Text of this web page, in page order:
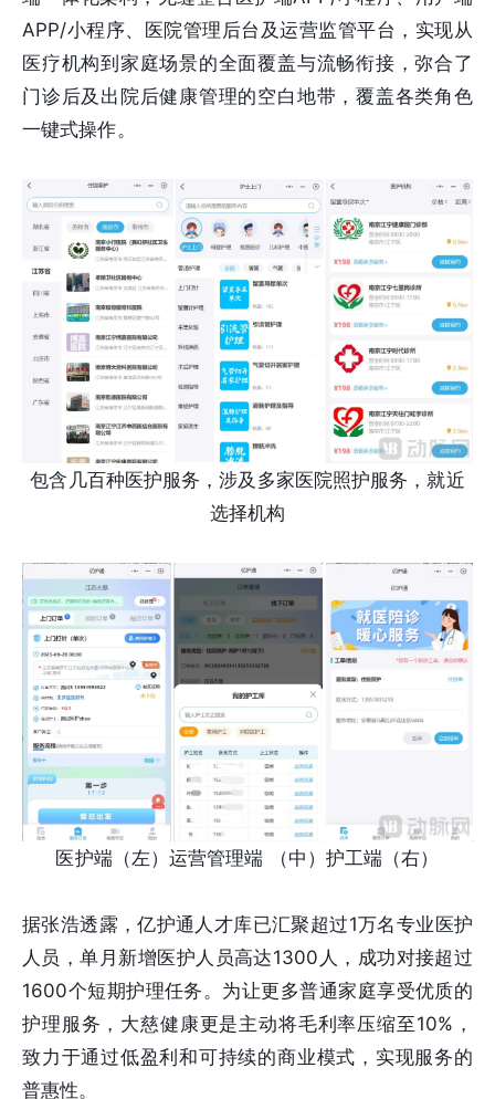
APP/小程序、医院管理后台及运营监管平台，实现从
医疗机构到家庭场景的全面覆盖与流畅衔接，弥合了
门诊后及出院后健康管理的空白地带，覆盖各类角色
一键式操作。
包含几百种医护服务，涉及多家医院照护服务，就近
选择机构
医护端（左）运营管理端 （中）护工端（右）
据张浩透露，亿护通人才库已汇聚超过1万名专业医护
人员，单月新增医护人员高达1300人，成功对接超过
1600个短期护理任务。为让更多普通家庭享受优质的
护理服务，大慈健康更是主动将毛利率压缩至10%，
致力于通过低盈利和可持续的商业模式，实现服务的
普惠性。